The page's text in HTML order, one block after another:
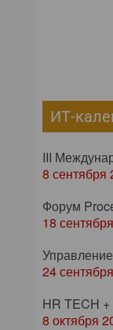
ИТ-
III
8 сентября
Форум
18
24
HR TECH
8 октября